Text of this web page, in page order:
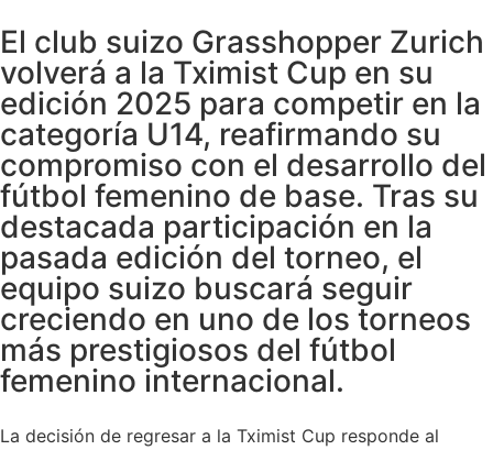
El club suizo Grasshopper Zurich
volverá a la Tximist Cup en su
edición 2025 para competir en la
categoría U14, reafirmando su
compromiso con el desarrollo del
fútbol femenino de base. Tras su
destacada participación en la
pasada edición del torneo, el
equipo suizo buscará seguir
creciendo en uno de los torneos
más prestigiosos del fútbol
femenino internacional.
La decisión de regresar a la Tximist Cup responde al